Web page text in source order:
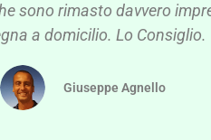
sono rimasto davvero
a domicilio. Lo Consiglio.
Giuseppe Agnello